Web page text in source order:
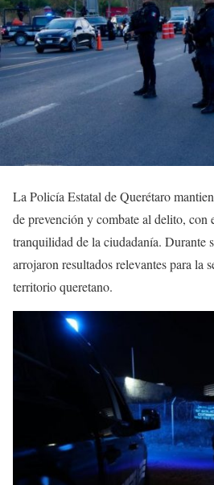
La Policía Estatal de Querétaro
de prevención y combate al delito, con
tranquilidad de la ciudadanía. Durante
arrojaron resultados relevantes para la
territorio queretano.